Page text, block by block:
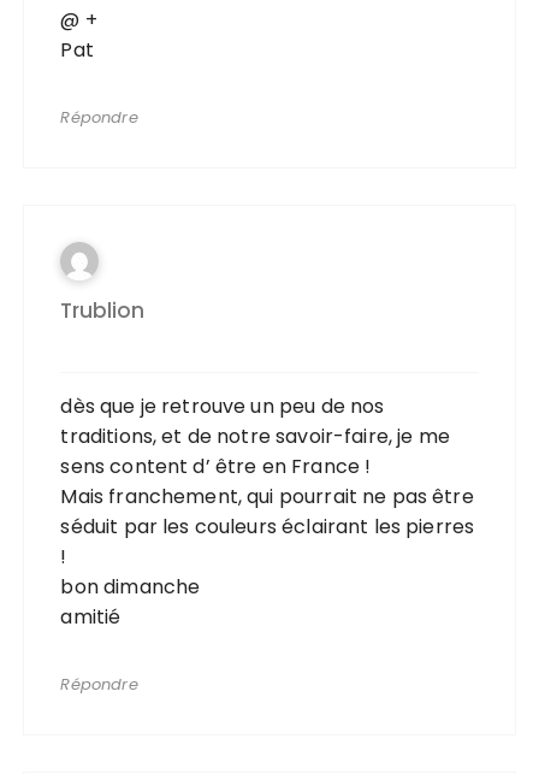
@ +
Pat
Répondre
Trublion
dès que je retrouve un peu de nos
traditions, et de notre savoir-faire, je me
sens content d’ être en France !
Mais franchement, qui pourrait ne pas être
séduit par les couleurs éclairant les pierres
!
bon dimanche
amitié
Répondre